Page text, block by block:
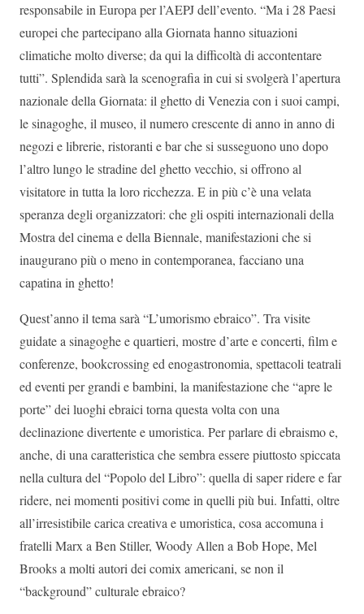
responsabile in Europa per l’AEPJ dell’evento. “Ma i 28 Paesi
europei che partecipano alla Giornata hanno situazioni
climatiche molto diverse; da qui la difficoltà di accontentare
tutti”. Splendida sarà la scenografia in cui si svolgerà l’apertura
nazionale della Giornata: il ghetto di Venezia con i suoi campi,
le sinagoghe, il museo, il numero crescente di anno in anno di
negozi e librerie, ristoranti e bar che si susseguono uno dopo
l’altro lungo le stradine del ghetto vecchio, si offrono al
visitatore in tutta la loro ricchezza. E in più c’è una velata
speranza degli organizzatori: che gli ospiti internazionali della
Mostra del cinema e della Biennale, manifestazioni che si
inaugurano più o meno in contemporanea, facciano una
capatina in ghetto!
Quest’anno il tema sarà “L’umorismo ebraico”. Tra visite
guidate a sinagoghe e quartieri, mostre d’arte e concerti, film e
conferenze, bookcrossing ed enogastronomia, spettacoli teatrali
ed eventi per grandi e bambini, la manifestazione che “apre le
porte” dei luoghi ebraici torna questa volta con una
declinazione divertente e umoristica. Per parlare di ebraismo e,
anche, di una caratteristica che sembra essere piuttosto spiccata
nella cultura del “Popolo del Libro”: quella di saper ridere e far
ridere, nei momenti positivi come in quelli più bui. Infatti, oltre
all’irresistibile carica creativa e umoristica, cosa accomuna i
fratelli Marx a Ben Stiller, Woody Allen a Bob Hope, Mel
Brooks a molti autori dei comix americani, se non il
“background” culturale ebraico?